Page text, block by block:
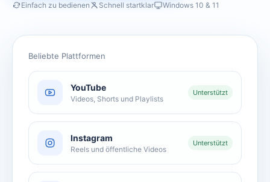
Einfach zu bedienen Schnell startklar Windows 10 & 11
Beliebte Plattformen
YouTube
Videos, Shorts und Playlists
Unterstützt
Instagram
Reels und öffentliche Videos
Unterstützt